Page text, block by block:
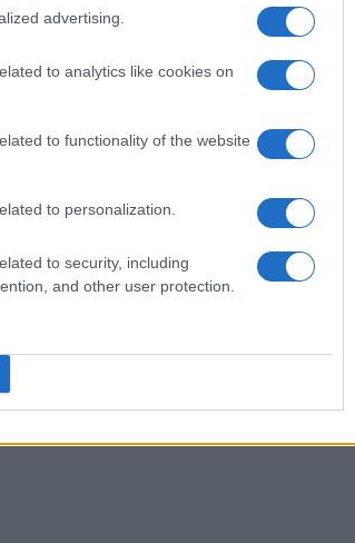
advertising.
to analytics like cookies on
to functionality of the website
to personalization.
to security, including
and other user protection.
di splendide
sistemazioni può
pianificazione